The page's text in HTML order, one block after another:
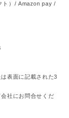
ト）/ Amazon pay /
表面に記載された3
社にお問合せくだ